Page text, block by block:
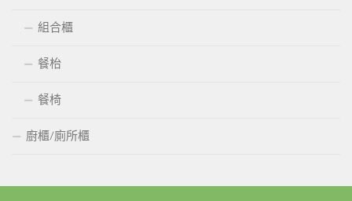
組合櫃
餐枱
餐椅
廚櫃/廁所櫃